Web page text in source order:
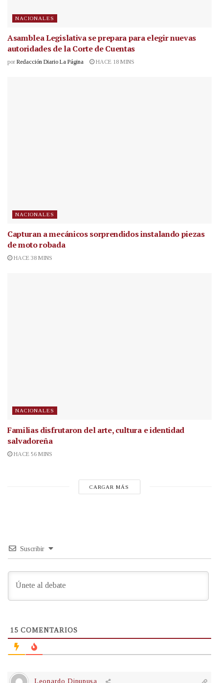
NACIONALES
Asamblea Legislativa se prepara para elegir nuevas
autoridades de la Corte de Cuentas
por Redacción Diario La Página HACE 18 MINS
NACIONALES
Capturan a mecánicos sorprendidos instalando piezas
de moto robada
HACE 38 MINS
NACIONALES
Familias disfrutaron del arte, cultura e identidad
salvadoreña
HACE 56 MINS
CARGAR MÁS
Suscribir
15 COMENTARIOS
Leonardo Dipupusa